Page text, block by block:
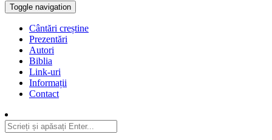
Toggle navigation
Cântări creștine
Prezentări
Autori
Biblia
Link-uri
Informații
Contact